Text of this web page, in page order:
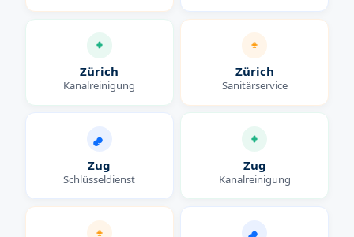
Zürich
Kanalreinigung
Zürich
Sanitärservice
Zug
Schlüsseldienst
Zug
Kanalreinigung